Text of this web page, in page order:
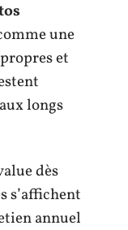
une
et
longs
dès
s’affichent
annuel